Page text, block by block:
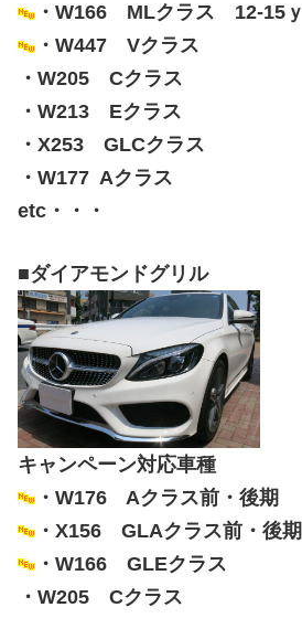
・W166 MLクラス 12-15ｙ
・W447 Vクラス
・W205 Cクラス
・W213 Eクラス
・X253 GLCクラス
・W177 Aクラス
etc・・・
■ダイアモンドグリル
キャンペーン対応車種
・W176 Aクラス前・後期
・X156 GLAクラス前・後期
・W166 GLEクラス
・W205 Cクラス